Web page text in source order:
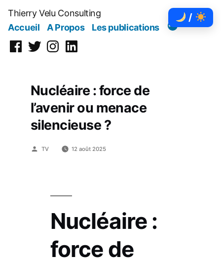
contenu
Thierry Velu Consulting
Accueil
A Propos Les publications
FacebookTwitterInstagramLinkedin
Nucléaire : force de
l’avenir ou menace
silencieuse ?
Publié
TV 12 août 2025
/
Nucléaire :
force de